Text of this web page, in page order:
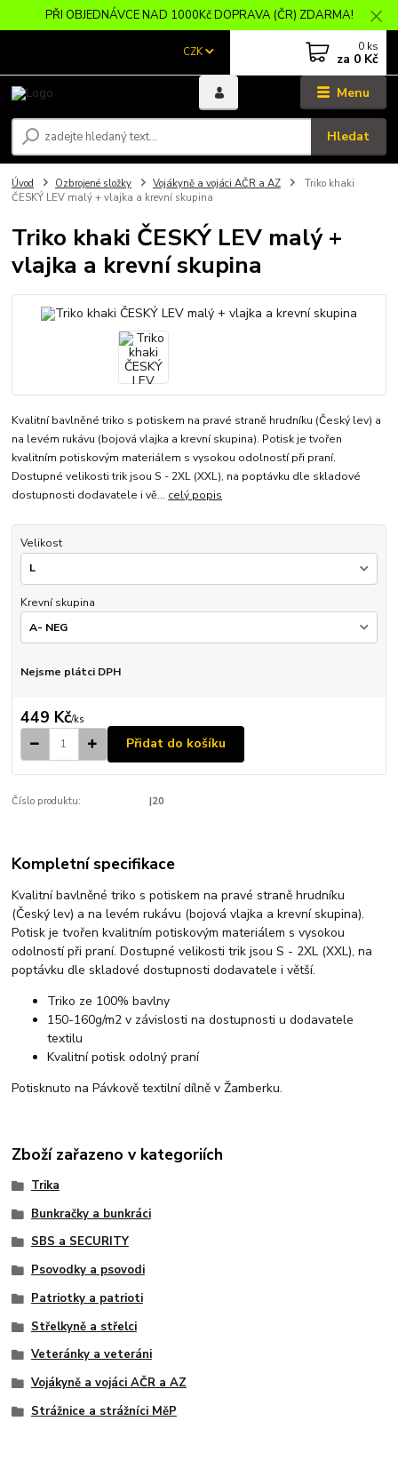
PŘI OBJEDNÁVCE NAD 1000Kč DOPRAVA (ČR) ZDARMA!
Menu
CZK
Hledat
0 ks
za 0 Kč
Úvod Ozbrojené složky Vojákyně a vojáci AČR a AZ
Triko khaki
ČESKÝ LEV malý + vlajka a krevní skupina
Triko khaki ČESKÝ LEV malý +
vlajka a krevní skupina
Kvalitní bavlněné triko s potiskem na pravé straně hrudníku (Český lev) a
na levém rukávu (bojová vlajka a krevní skupina). Potisk je tvořen
kvalitním potiskovým materiálem s vysokou odolností při praní.
Dostupné velikosti trik jsou S - 2XL (XXL), na poptávku dle skladové
dostupnosti dodavatele i vě... celý popis
Velikost
Krevní skupina
Nejsme plátci DPH
449 Kč/ks
Přidat do košíku
Číslo produktu: |20
Kompletní specifikace
Kvalitní bavlněné triko s potiskem na pravé straně hrudníku
(Český lev) a na levém rukávu (bojová vlajka a krevní skupina).
Potisk je tvořen kvalitním potiskovým materiálem s vysokou
odolností při praní. Dostupné velikosti trik jsou S - 2XL (XXL), na
poptávku dle skladové dostupnosti dodavatele i větší.
Triko ze 100% bavlny
150-160g/m2 v závislosti na dostupnosti u dodavatele
textilu
Kvalitní potisk odolný praní
Potisknuto na Pávkově textilní dílně v Žamberku.
Zboží zařazeno v kategoriích
Trika
Bunkračky a bunkráci
SBS a SECURITY
Psovodky a psovodi
Patriotky a patrioti
Střelkyně a střelci
Veteránky a veteráni
Vojákyně a vojáci AČR a AZ
Strážnice a strážníci MěP